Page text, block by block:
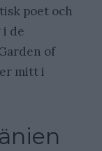
poet och
i de
of
mitt i